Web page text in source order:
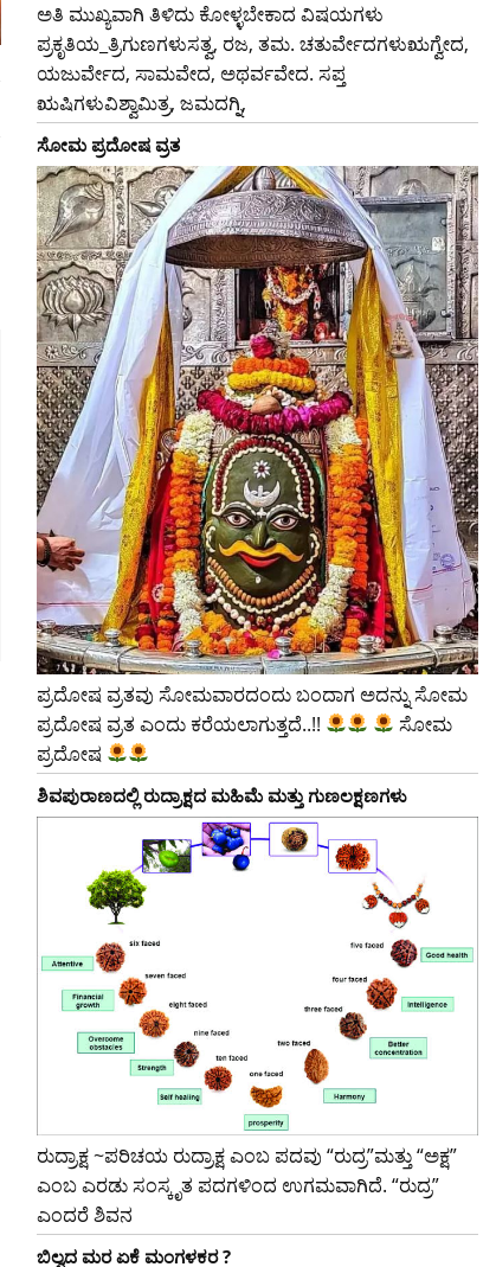
ಅತಿ ಮುಖ್ಯವಾಗಿ ತಿಳಿದು ಕೋಳ್ಳಬೇಕಾದ ವಿಷಯಗಳು
ಪ್ರಕೃತಿಯ_ತ್ರಿಗುಣಗಳುಸತ್ವ, ರಜ, ತಮ. ಚತುರ್ವೇದಗಳುಋಗ್ವೇದ,
ಯಜುರ್ವೇದ, ಸಾಮವೇದ, ಅಥರ್ವವೇದ. ಸಪ್ತ
ಋಷಿಗಳುವಿಶ್ವಾಮಿತ್ರ, ಜಮದಗ್ನಿ,
ಸೋಮ ಪ್ರದೋಷ ವ್ರತ
ಪ್ರದೋಷ ವ್ರತವು ಸೋಮವಾರದಂದು ಬಂದಾಗ ಅದನ್ನು ಸೋಮ
ಪ್ರದೋಷ ವ್ರತ ಎಂದು ಕರೆಯಲಾಗುತ್ತದೆ..!!
ಸೋಮ
ಪ್ರದೋಷ
ಶಿವಪುರಾಣದಲ್ಲಿ ರುದ್ರಾಕ್ಷದ ಮಹಿಮೆ ಮತ್ತು ಗುಣಲಕ್ಷಣಗಳು
ರುದ್ರಾಕ್ಷ ~ಪರಿಚಯ ರುದ್ರಾಕ್ಷ ಎಂಬ ಪದವು “ರುದ್ರ”ಮತ್ತು “ಅಕ್ಷ”
ಎಂಬ ಎರಡು ಸಂಸ್ಕೃತ ಪದಗಳಿಂದ ಉಗಮವಾಗಿದೆ. “ರುದ್ರ”
ಎಂದರೆ ಶಿವನ
ಬಿಲ್ವದ ಮರ ಏಕೆ ಮಂಗಳಕರ ?